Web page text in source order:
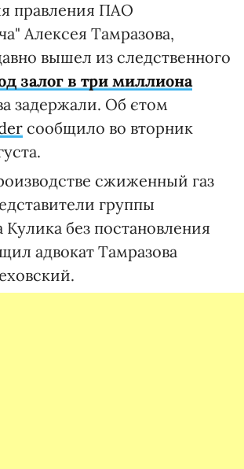
правления ПАО
Алексея Тамразова,
вышел из следственного
залог в три миллиона
задержали. Об єтом
сообщило во вторник
сжиженный газ
группы
Кулика без постановления
адвокат Тамразова